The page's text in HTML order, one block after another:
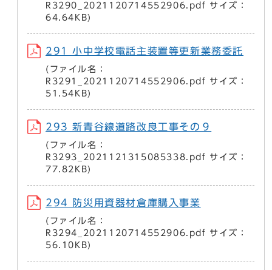
R3290_2021120714552906.pdf サイズ：
64.64KB)
291 小中学校電話主装置等更新業務委託
(ファイル名：
R3291_2021120714552906.pdf サイズ：
51.54KB)
293 新青谷線道路改良工事その９
(ファイル名：
R3293_2021121315085338.pdf サイズ：
77.82KB)
294 防災用資器材倉庫購入事業
(ファイル名：
R3294_2021120714552906.pdf サイズ：
56.10KB)